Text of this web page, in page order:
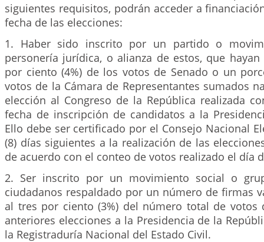
siguientes requisitos, podrán acceder a
fecha de las elecciones:
1. Haber sido inscrito por un partido o
personería jurídica, o alianza de estos, que
por ciento (4%) de los votos de Senado o un
votos de la Cámara de Representantes sumados
elección al Congreso de la República realizada
fecha de inscripción de candidatos a la
Ello debe ser certificado por el Consejo Nacional
(8) días siguientes a la realización de las
de acuerdo con el conteo de votos realizado el día
2. Ser inscrito por un movimiento social o
ciudadanos respaldado por un número de firmas
al tres por ciento (3%) del número total de votos
anteriores elecciones a la Presidencia de la
la Registraduría Nacional del Estado Civil.